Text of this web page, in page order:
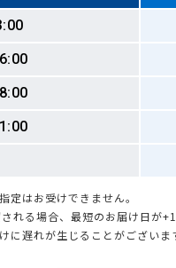
はお受けできません。
れる場合、最短のお届け日が+1
遅れが生じることがございま